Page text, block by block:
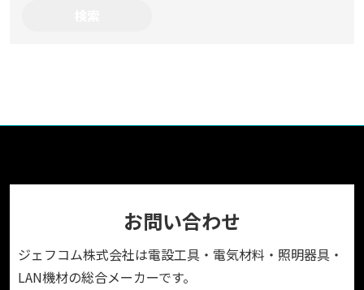
お問い合わせ
ジェフコム株式会社は電設工具・電気材料・照明器具・
LAN機材の総合メーカーです。